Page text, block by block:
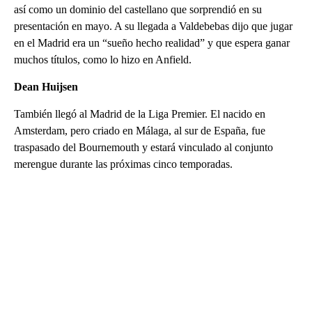
así como un dominio del castellano que sorprendió en su
presentación en mayo. A su llegada a Valdebebas dijo que jugar
en el Madrid era un “sueño hecho realidad” y que espera ganar
muchos títulos, como lo hizo en Anfield.
Dean Huijsen
También llegó al Madrid de la Liga Premier. El nacido en
Amsterdam, pero criado en Málaga, al sur de España, fue
traspasado del Bournemouth y estará vinculado al conjunto
merengue durante las próximas cinco temporadas.